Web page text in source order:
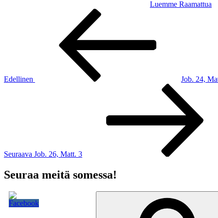
Luemme Raamattua
Edellinen
Job. 24,
Seuraava Job. 26, Matt. 3
Seuraa meitä somessa!
Etsi: